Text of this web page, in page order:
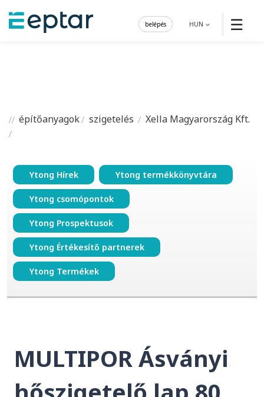
☰
HUN
belépés
építőanyagok szigetelés Xella Magyarország Kft.
Ytong Hírek Ytong termékkönyvtára
Ytong csomópontok
Ytong Prospektusok
Ytong Értékesítő partnerek
Ytong Termékek
MULTIPOR Ásványi